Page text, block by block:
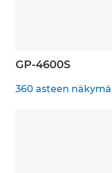
GP-4600S
360 asteen näkymä
360 asteen näkymä